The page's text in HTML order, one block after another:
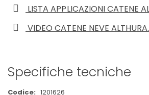
LISTA APPLICAZIONI CATENE
VIDEO CATENE NEVE
Specifiche tecniche
Maggiori 1201626